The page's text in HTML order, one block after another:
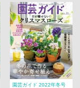
園芸ガイド 2022年冬号